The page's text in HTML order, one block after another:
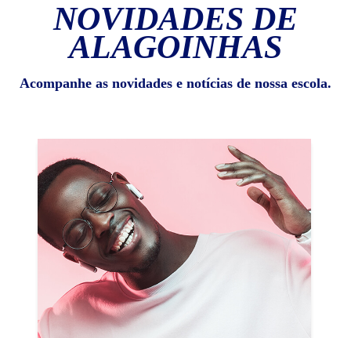
NOVIDADES DE
ALAGOINHAS
Acompanhe as novidades e notícias de nossa escola.